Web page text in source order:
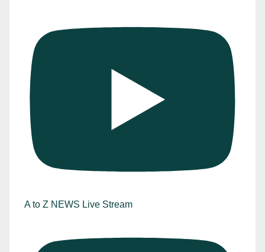
A to Z NEWS Live Stream